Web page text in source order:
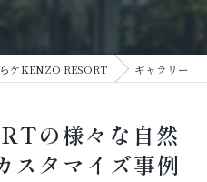
ケKENZO RESORT ギャラリー
の様々な自然
スタマイズ事例